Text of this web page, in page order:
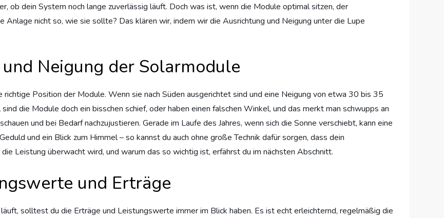
ob dein System noch lange zuverlässig läuft. Doch was ist, wenn die Module optimal sitzen, der
nicht so, wie sie sollte? Das klären wir, indem wir die Ausrichtung und Neigung unter die Lupe
Neigung der Solarmodule
richtige Position der Module. Wenn sie nach Süden ausgerichtet sind und eine Neigung von etwa 30 bis 35
die Module doch ein bisschen schief, oder haben einen falschen Winkel, und das merkt man schwupps an
und bei Bedarf nachzujustieren. Gerade im Laufe des Jahres, wenn sich die Sonne verschiebt, kann eine
und ein Blick zum Himmel – so kannst du auch ohne große Technik dafür sorgen, dass dein
Leistung überwacht wird, und warum das so wichtig ist, erfährst du im nächsten Abschnitt.
und Erträge
solltest du die Erträge und Leistungswerte immer im Blick haben. Es ist echt erleichternd, regelmäßig die